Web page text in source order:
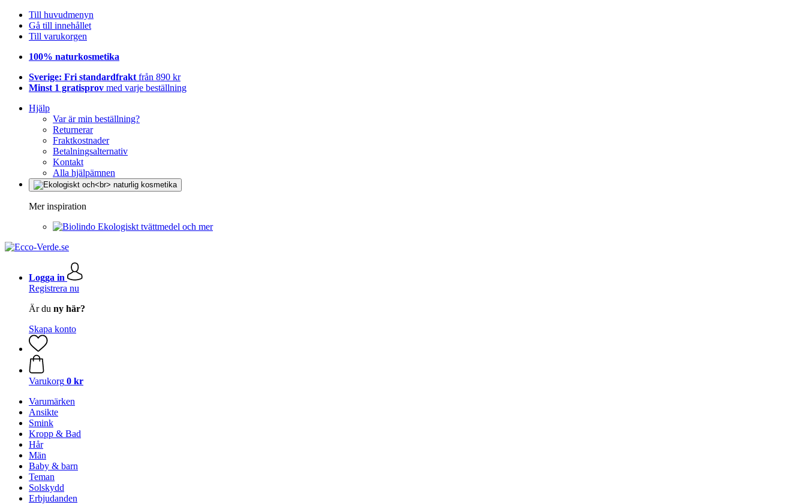
Till huvudmenyn
Gå till innehållet
Till varukorgen
100% naturkosmetika
Sverige: Fri standardfrakt från 890 kr
Minst 1 gratisprov med varje beställning
Hjälp
Var är min beställning?
Returnerar
Fraktkostnader
Betalningsalternativ
Kontakt
Alla hjälpämnen
Mer inspiration
Ekologiskt tvättmedel och mer
Logga in
Registrera nu
Är du ny här?
Skapa konto
Varukorg 0 kr
Varumärken
Ansikte
Smink
Kropp & Bad
Hår
Män
Baby & barn
Teman
Solskydd
Erbjudanden